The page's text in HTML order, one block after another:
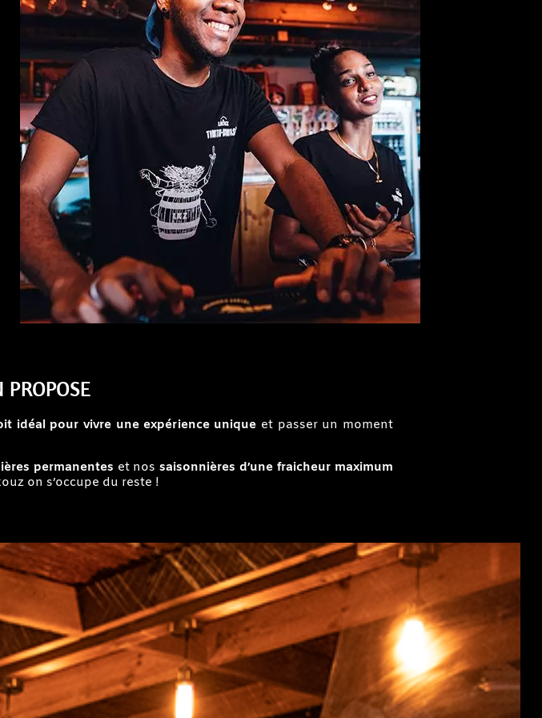
PROPOSE
idéal pour vivre une expérience unique et passer un moment
permanentes et nossaisonnières d’une fraicheur maximum
on s’occupe du reste !